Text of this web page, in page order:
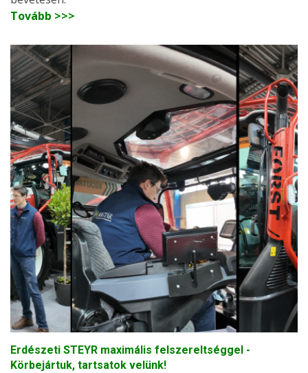
Tovább >>>
Erdészeti STEYR maximális felszereltséggel -
Körbejártuk, tartsatok velünk!